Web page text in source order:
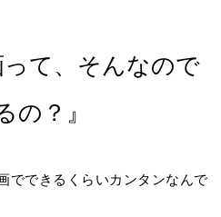
って、そんなので
の？』
でできるくらいカンタンなんで